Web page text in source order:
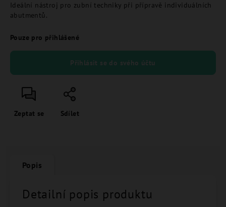
Ideální nástroj pro zubní techniky při přípravě individuálních
abutmentů.
Pouze pro přihlášené
Přihlásit se do svého účtu
Zeptat se Sdílet
Popis
Detailní popis produktu